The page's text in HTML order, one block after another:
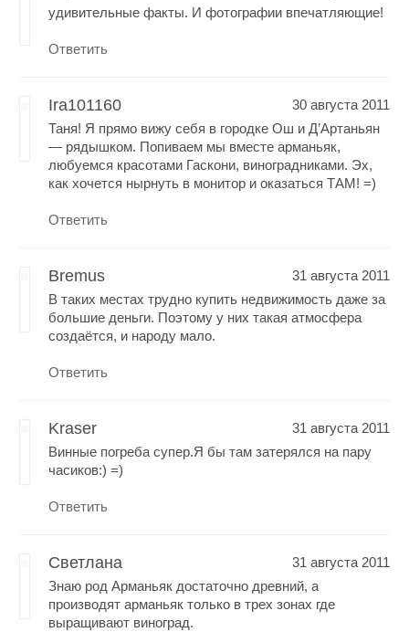
удивительные факты. И фотографии впечатляющие!
Ответить
Ira101160
30 августа 2011
Таня! Я прямо вижу себя в городке Ош и Д’Артаньян
— рядышком. Попиваем мы вместе арманьяк,
любуемся красотами Гаскони, виноградниками. Эх,
как хочется нырнуть в монитор и оказаться ТАМ! =)
Ответить
Bremus
31 августа 2011
В таких местах трудно купить недвижимость даже за
большие деньги. Поэтому у них такая атмосфера
создаётся, и народу мало.
Ответить
Kraser
31 августа 2011
Винные погреба супер.Я бы там затерялся на пару
часиков:) =)
Ответить
Светлана
31 августа 2011
Знаю род Арманьяк достаточно древний, а
производят арманьяк только в трех зонах где
выращивают виноград.